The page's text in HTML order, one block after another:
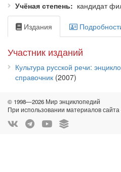
Учёная степень кандидат
Издания
Участник изданий
Культура русской речи:
справочник (2007)
© 1998—2026 Мир энциклопедий
При использовании материалов